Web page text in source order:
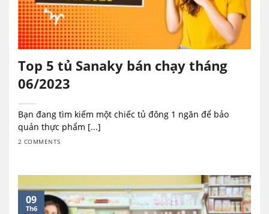
Top 5 tủ Sanaky bán chạy tháng
06/2023
Bạn đang tìm kiếm một chiếc tủ đông 1 ngăn để bảo
quản thực phẩm [...]
2 COMMENTS
09
Th6